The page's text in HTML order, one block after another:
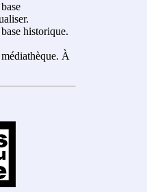
historique.
À